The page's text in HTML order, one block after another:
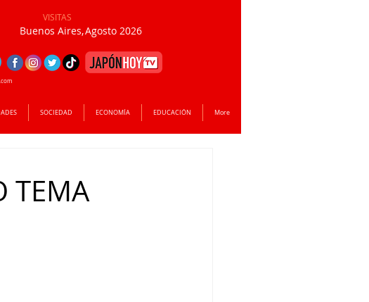
VISITAS
Buenos Aires,Agosto 2026
SOCIEDAD ECONOMÍA EDUCACIÓN More
TEMA